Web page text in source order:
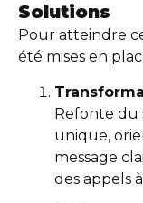
Solutions
Pour atteindre
été mises en
Refonte du
unique,
message
des appels